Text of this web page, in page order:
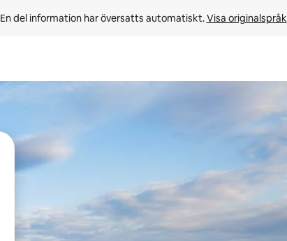
En del information har översatts automatiskt. Visa originalspråk